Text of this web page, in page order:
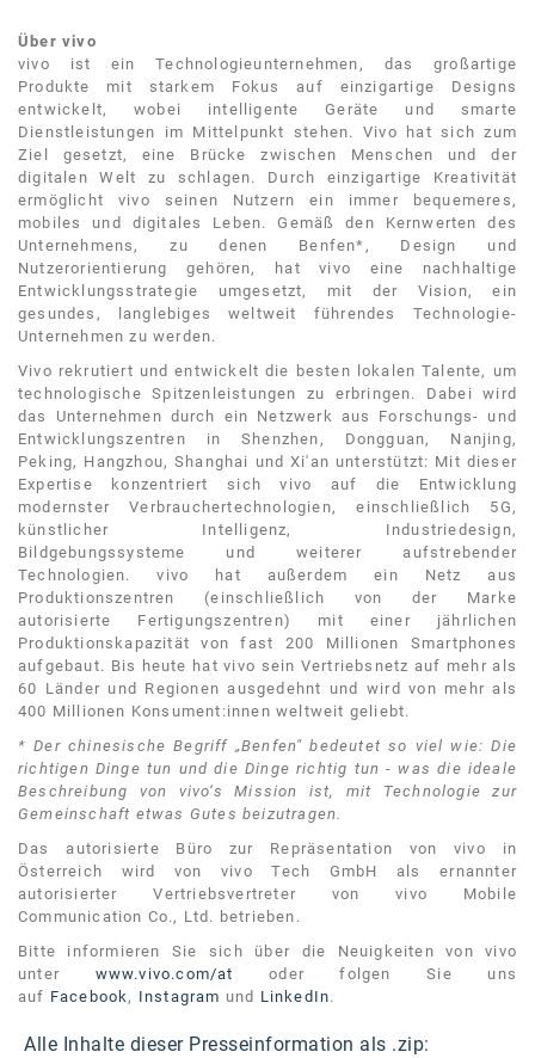
Über vivo
vivo ist ein Technologieunternehmen, das großartige
Produkte mit starkem Fokus auf einzigartige Designs
entwickelt, wobei intelligente Geräte und smarte
Dienstleistungen im Mittelpunkt stehen. Vivo hat sich zum
Ziel gesetzt, eine Brücke zwischen Menschen und der
digitalen Welt zu schlagen. Durch einzigartige Kreativität
ermöglicht vivo seinen Nutzern ein immer bequemeres,
mobiles und digitales Leben. Gemäß den Kernwerten des
Unternehmens, zu denen Benfen*, Design und
Nutzerorientierung gehören, hat vivo eine nachhaltige
Entwicklungsstrategie umgesetzt, mit der Vision, ein
gesundes, langlebiges weltweit führendes Technologie-
Unternehmen zu werden.
Vivo rekrutiert und entwickelt die besten lokalen Talente, um
technologische Spitzenleistungen zu erbringen. Dabei wird
das Unternehmen durch ein Netzwerk aus Forschungs- und
Entwicklungszentren in Shenzhen, Dongguan, Nanjing,
Peking, Hangzhou, Shanghai und Xi'an unterstützt: Mit dieser
Expertise konzentriert sich vivo auf die Entwicklung
modernster Verbrauchertechnologien, einschließlich 5G,
künstlicher Intelligenz, Industriedesign,
Bildgebungssysteme und weiterer aufstrebender
Technologien. vivo hat außerdem ein Netz aus
Produktionszentren (einschließlich von der Marke
autorisierte Fertigungszentren) mit einer jährlichen
Produktionskapazität von fast 200 Millionen Smartphones
aufgebaut. Bis heute hat vivo sein Vertriebsnetz auf mehr als
60 Länder und Regionen ausgedehnt und wird von mehr als
400 Millionen Konsument:innen weltweit geliebt.
* Der chinesische Begriff „Benfen" bedeutet so viel wie: Die
richtigen Dinge tun und die Dinge richtig tun - was die ideale
Beschreibung von vivo‘s Mission ist, mit Technologie zur
Gemeinschaft etwas Gutes beizutragen.
Das autorisierte Büro zur Repräsentation von vivo in
Österreich wird von vivo Tech GmbH als ernannter
autorisierter Vertriebsvertreter von vivo Mobile
Communication Co., Ltd. betrieben.
Bitte informieren Sie sich über die Neuigkeiten von vivo
unter www.vivo.com/at
oder folgen Sie uns
auf Facebook, Instagram und LinkedIn.
Alle Inhalte dieser Presseinformation als .zip: